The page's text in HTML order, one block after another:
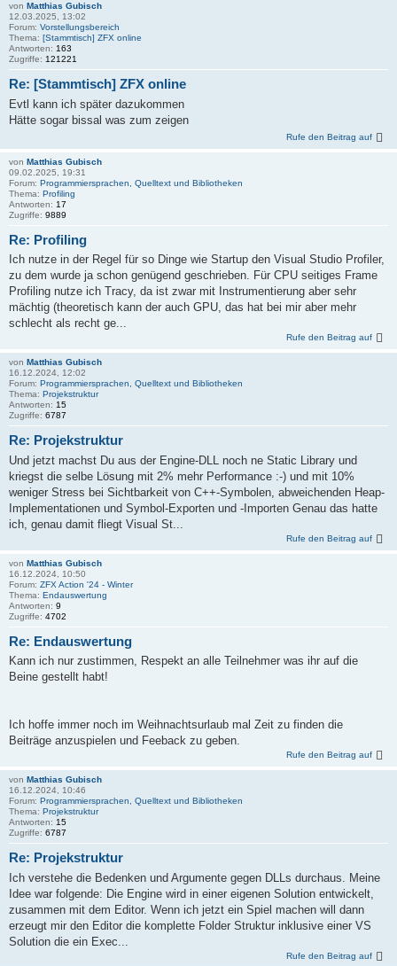
von Matthias Gubisch
12.03.2025, 13:02
Forum: Vorstellungsbereich
Thema: [Stammtisch] ZFX online
Antworten: 163
Zugriffe: 121221
Re: [Stammtisch] ZFX online
Evtl kann ich später dazukommen
Hätte sogar bissal was zum zeigen
Rufe den Beitrag auf
von Matthias Gubisch
09.02.2025, 19:31
Forum: Programmiersprachen, Quelltext und Bibliotheken
Thema: Profiling
Antworten: 17
Zugriffe: 9889
Re: Profiling
Ich nutze in der Regel für so Dinge wie Startup den Visual Studio Profiler,
zu dem wurde ja schon genügend geschrieben. Für CPU seitiges Frame
Profiling nutze ich Tracy, da ist zwar mit Instrumentierung aber sehr
mächtig (theoretisch kann der auch GPU, das hat bei mir aber mehr
schlecht als recht ge...
Rufe den Beitrag auf
von Matthias Gubisch
16.12.2024, 12:02
Forum: Programmiersprachen, Quelltext und Bibliotheken
Thema: Projekstruktur
Antworten: 15
Zugriffe: 6787
Re: Projekstruktur
Und jetzt machst Du aus der Engine-DLL noch ne Static Library und
kriegst die selbe Lösung mit 2% mehr Performance :-) und mit 10%
weniger Stress bei Sichtbarkeit von C++-Symbolen, abweichenden Heap-
Implementationen und Symbol-Exporten und -Importen Genau das hatte
ich, genau damit fliegt Visual St...
Rufe den Beitrag auf
von Matthias Gubisch
16.12.2024, 10:50
Forum: ZFX Action '24 - Winter
Thema: Endauswertung
Antworten: 9
Zugriffe: 4702
Re: Endauswertung
Kann ich nur zustimmen, Respekt an alle Teilnehmer was ihr auf die
Beine gestellt habt!
Ich hoffe immer noch im Weihnachtsurlaub mal Zeit zu finden die
Beiträge anzuspielen und Feeback zu geben.
Rufe den Beitrag auf
von Matthias Gubisch
16.12.2024, 10:46
Forum: Programmiersprachen, Quelltext und Bibliotheken
Thema: Projekstruktur
Antworten: 15
Zugriffe: 6787
Re: Projekstruktur
Ich verstehe die Bedenken und Argumente gegen DLLs durchaus. Meine
Idee war folgende: Die Engine wird in einer eigenen Solution entwickelt,
zusammen mit dem Editor. Wenn ich jetzt ein Spiel machen will dann
erzeugt mir den Editor die komplette Folder Struktur inklusive einer VS
Solution die ein Exec...
Rufe den Beitrag auf